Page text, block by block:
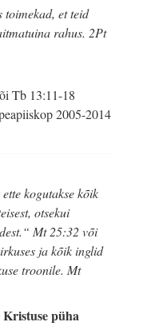
toimekad, et teid
rahus. 2Pt
Tb 13:11-18
2005-2014
kogutakse kõik
otsekui
Mt 25:32 või
ja kõik inglid
troonile. Mt
püha